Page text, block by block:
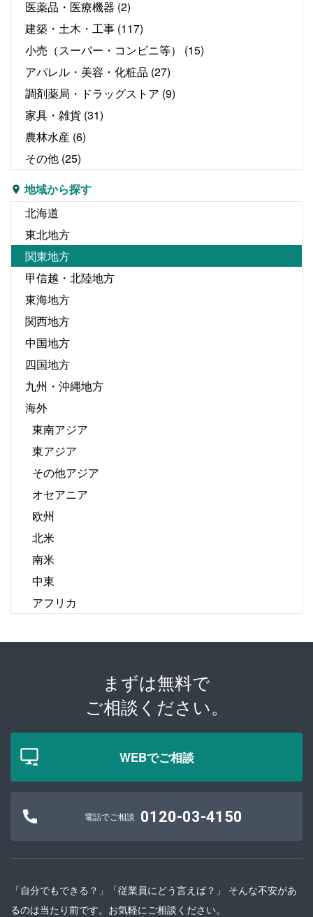
医薬品・医療機器 (2)
建築・土木・工事 (117)
小売（スーパー・コンビニ等）
(15)
アパレル・美容・化粧品 (27)
調剤薬局・ドラッグストア (9)
家具・雑貨 (31)
農林水産 (6)
その他 (25)
地域から探す
北海道
東北地方
関東地方
甲信越・北陸地方
東海地方
関西地方
中国地方
四国地方
九州・沖縄地方
海外
東南アジア
東アジア
その他アジア
オセアニア
欧州
北米
南米
中東
アフリカ
まずは無料で
ご相談ください。
WEBでご相談
電話でご相談 0120-03-4150
「自分でもできる？」「従業員にどう言えば？」 そんな不安があ
るのは当たり前です。お気軽にご相談ください。